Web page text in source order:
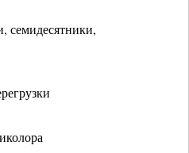
семидесятники,